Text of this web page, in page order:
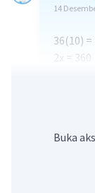
14
36(10) =
2x = 360
x =
Hasil
Buka